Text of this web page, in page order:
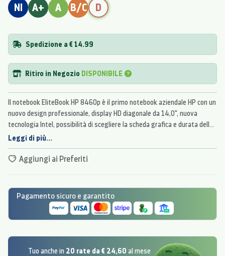
NI A+ A B/C D
Spedizione a € 14.99
Ritiro in Negozio DISPONIBILE
Il notebook EliteBook HP 8460p è il primo notebook aziendale HP con un
nuovo design professionale, display HD diagonale da 14,0", nuova
tecnologia Intel, possibilità di scegliere la scheda grafica e durata della
batteria all'avanguardia.
Leggi di più...
Aggiungi ai Preferiti
Pagamento sicuro e garantito
Tuo anche in 20 rate da € 24,60 al mese